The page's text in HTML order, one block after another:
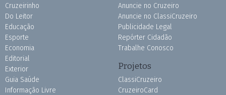
Cruzeirinho
Do Leitor
Educação
Esporte
Economia
Editorial
Exterior
Guia Saúde
Informação Livre
Anuncie no Cruzeiro
Anuncie no ClassiCruzeiro
Publicidade Legal
Repórter Cidadão
Trabalhe Conosco
Projetos
ClassiCruzeiro
CruzeiroCard